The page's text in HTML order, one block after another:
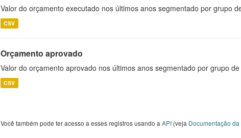
Valor do orçamento executado nos últimos anos segmentado por grupo
CSV
Orçamento aprovado
Valor do orçamento aprovado nos últimos anos segmentado por grupo
CSV
Você também pode ter acesso a esses registros usando a API (veja Documentação da